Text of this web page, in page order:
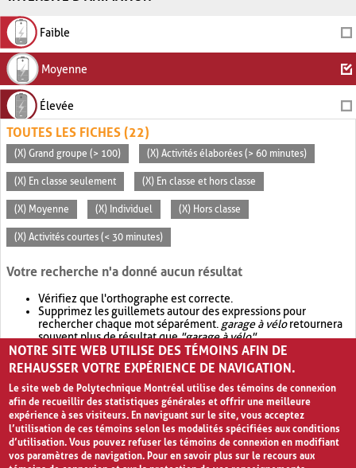
Faible
Moyenne
Élevée
TOUTES LES FICHES (22)
(X) Grand groupe (> 100) (X) Activités élaborées (> 60 minutes)
(X) En classe seulement (X) En classe et hors classe
(X) Moyenne (X) Individuel (X) Hors classe
(X) Activités courtes (< 30 minutes)
Votre recherche n'a donné aucun résultat
Vérifiez que l'orthographe est correcte.
Supprimez les guillemets autour des expressions pour
rechercher chaque mot séparément. garage à véloretournera
souvent plus de résultat que"garage à vélo".
Envisagez d'élargir votre recherche avec OR.garage OR vélo
retournera souvent plus de résultat quegarage à vélo
NOTRE SITE WEB UTILISE DES TÉMOINS AFIN DE
REHAUSSER VOTRE EXPÉRIENCE DE NAVIGATION.
Le site web de Polytechnique Montréal utilise des témoins de connexion
afin de recueillir des statistiques générales et offrir une meilleure
expérience à ses visiteurs. En naviguant sur le site, vous acceptez
l’utilisation de ces témoins selon les modalités spécifiées aux conditions
d’utilisation. Vous pouvez refuser les témoins de connexion en modifiant
vos paramètres de navigation. Pour en savoir plus sur le recours aux